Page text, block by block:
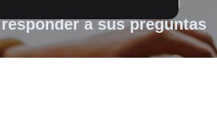
a sus preguntas